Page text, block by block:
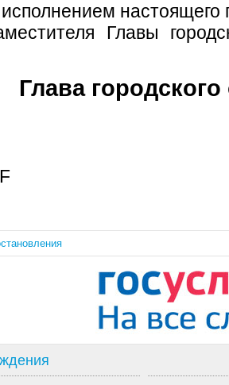
настоящего
Главы
Глава городского